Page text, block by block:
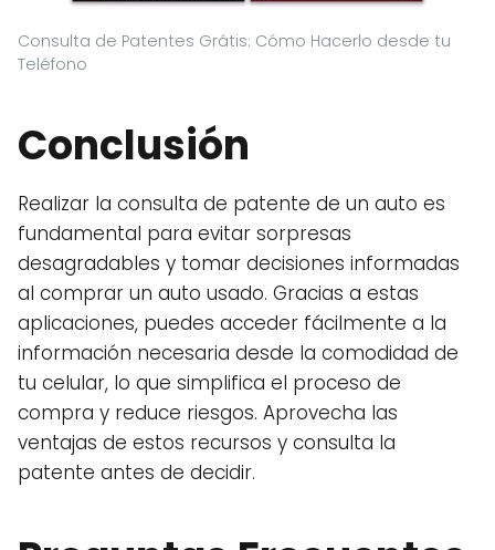
Consulta de Patentes Grátis: Cómo Hacerlo desde tu
Teléfono
Conclusión
Realizar la consulta de patente de un auto es
fundamental para evitar sorpresas
desagradables y tomar decisiones informadas
al comprar un auto usado. Gracias a estas
aplicaciones, puedes acceder fácilmente a la
información necesaria desde la comodidad de
tu celular, lo que simplifica el proceso de
compra y reduce riesgos. Aprovecha las
ventajas de estos recursos y consulta la
patente antes de decidir.